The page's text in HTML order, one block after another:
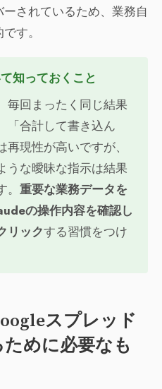
されているため、業務自
す。
知っておくこと
毎回まったく同じ結果
「合計して書き込ん
現性が高いですが、
うな曖昧な指示は結果
重要な業務データを
の操作内容を確認し
リックする習慣をつけ
スプレッド
めに必要なも